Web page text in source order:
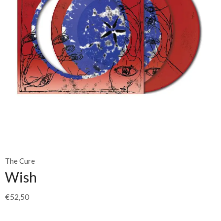
The Cure
Wish
€52,50